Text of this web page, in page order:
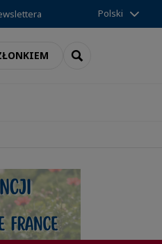
Polski
SEARCH